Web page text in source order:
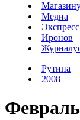
Медиа
Экспресс
Иронов
Рутина
2008